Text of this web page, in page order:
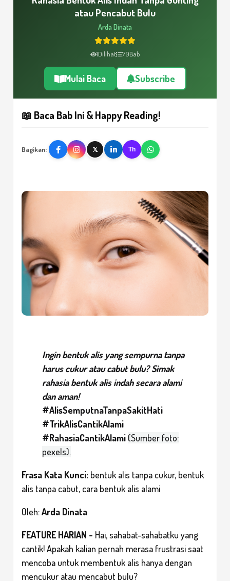
atau Pencabut Bulu
Arda Dinata
1Dilihat 79Bab
Mulai Baca Subscribe
📖 Baca Bab Ini & Happy Reading!
Bagikan: 𝕏 Th
Ingin bentuk alis yang sempurna tanpa
harus cukur atau cabut bulu? Simak
rahasia bentuk alis indah secara alami
dan aman!
#AlisSemputnaTanpaSakitHati
#TrikAlisCantikAlami
#RahasiaCantikAlami (Sumber foto:
pexels).
Frasa Kata Kunci: bentuk alis tanpa cukur, bentuk
alis tanpa cabut, cara bentuk alis alami
Oleh:Arda Dinata
FEATURE HARIAN - Hai, sahabat-sahabatku yang
cantik! Apakah kalian pernah merasa frustrasi saat
mencoba untuk membentuk alis hanya dengan
mencukur atau mencabut bulu?